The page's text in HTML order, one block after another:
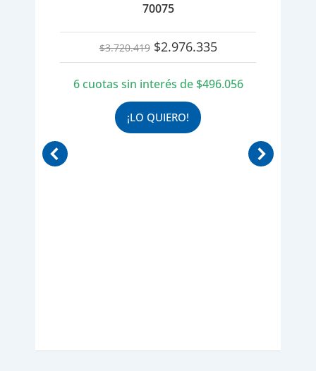
70075
$3.720.419 El
precio
era:
$3.720.419.
$2.976.335El
precio
es:
6 cuotas sin interés de $496.056
¡LO QUIERO!